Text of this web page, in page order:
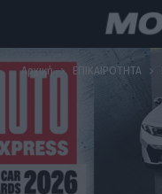
Αρχική ΕΠΙΚΑΙΡΟΤΗΤΑ